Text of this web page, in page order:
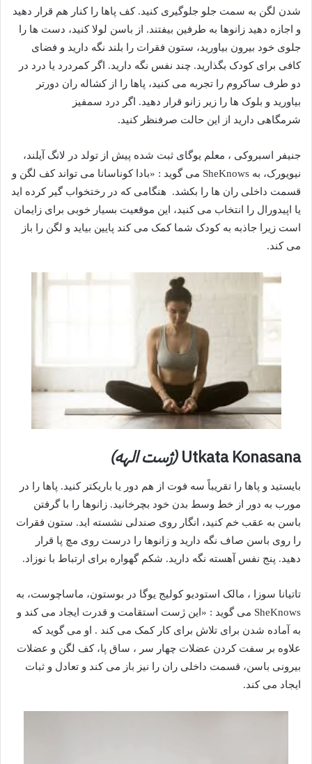
شدن لگن به سمت جلو جلوگیری کنید. کف پاها را کنار هم قرار دهید
و اجازه دهید زانوها به طرفین بیفتند. از باسن لولا کنید، دست ها را
جلوی خود بیرون بیاورید، ستون فقرات را بلند نگه دارید و فضای
کافی برای کودک بگذارید. چند نفس نگه دارید. اگر کمردرد یا درد در
دو طرف ساکروم را تجربه می کنید، پاها را از کشاله ران دورتر
بیاورید و بلوک ها را زیر زانو قرار دهید. اگر درد سمفیز
شرمگاهی دارید از این حالت صرفنظر کنید.
جنیفر اسبروکی ، معلم یوگای ثبت شده پیش از تولد در لانگ آیلند،
نیویورک، به SheKnows می گوید : «بادا کوناسانا می تواند کف لگن و
قسمت داخلی ران ها را بکشد.
هنگامی که در رختخواب گیر کرده اید
یا اپیدورال را انتخاب می کنید، این موقعیت بسیار خوبی برای زایمان
است زیرا جاذبه به کودک شما کمک می کند پایین بیاید و لگن را باز
می کند.
Utkata Konasana (ژست الهه)
بایستید و پاها را تقریباً سه فوت از هم دور یا باریکتر کنید. پاها را در
مورب به دور از خط وسط بدن خود بچرخانید. زانوها را با گرفتن
باسن به عقب خم کنید، انگار روی صندلی نشسته اید. ستون فقرات
را روی باسن صاف نگه دارید و زانوها را درست روی مچ پا قرار
دهید. پنج نفس آهسته نگه دارید. شکم گهواره برای ارتباط با نوزاد.
تاتیانا سوزا ، مالک
استودیو کولیج یوگا در بوستون، ماساچوست، به
SheKnows می گوید
: «این ژست استقامت و قدرت ایجاد می کند و
به آماده شدن برای تلاش برای کار کمک می کند .
او می گوید که
علاوه بر سفت کردن عضلات چهار سر ، ساق پا، کف لگن و عضلات
بیرونی باسن، قسمت داخلی ران را نیز باز می کند و تعادل و ثبات
ایجاد می کند.